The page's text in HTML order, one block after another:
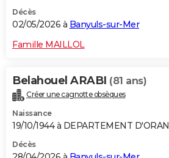
Décès
02/05/2026 à Banyuls-sur-Mer
Famille MAILLOL
Belahouel ARABI (81 ans)
Créer une cagnotte obsèques
Naissance
19/10/1944 à DEPARTEMENT D'ORAN
Décès